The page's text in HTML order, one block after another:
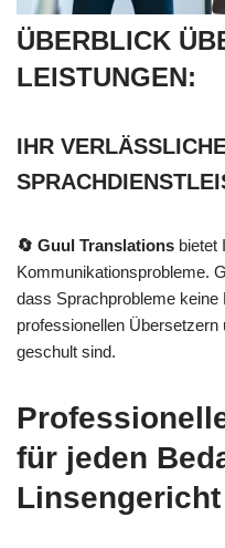
ÜBERBLICK
LEISTUNGEN:
IHR
🔄 Guul Translations bietet
Kommunikationsprobleme.
dass Sprachprobleme keine
professionellen
geschult sind.
für jeden
Linsengericht